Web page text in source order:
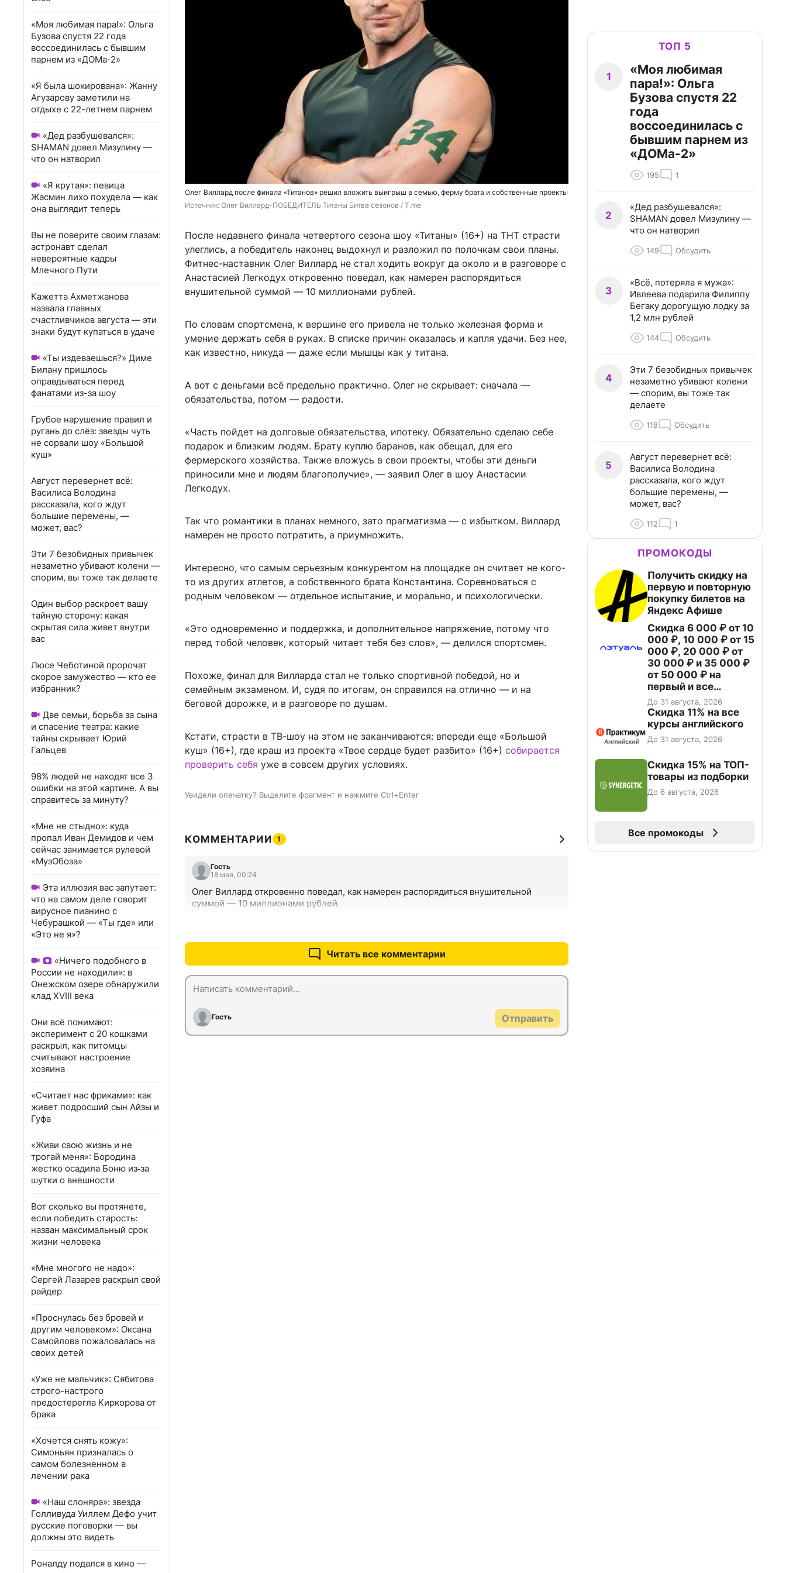
«Моя любимая пара!»: Ольга
Бузова спустя 22 года
воссоединилась с бывшим
парнем из «ДОМа-2»
«Я была шокирована»: Жанну
Агузарову заметили на
отдыхе с 22-летнем парнем
«Дед разбушевался»:
SHAMAN довел Мизулину —
что он натворил
«Я крутая»: певица
Жасмин лихо похудела — как
она выглядит теперь
Вы не поверите своим глазам:
астронавт сделал
невероятные кадры
Млечного Пути
Кажетта Ахметжанова
назвала главных
счастливчиков августа — эти
знаки будут купаться в удаче
«Ты издеваешься?» Диме
Билану пришлось
оправдываться перед
фанатами из-за шоу
Грубое нарушение правил и
ругань до слёз: звезды чуть
не сорвали шоу «Большой
куш»
Август перевернет всё:
Василиса Володина
рассказала, кого ждут
большие перемены, —
может, вас?
Эти 7 безобидных привычек
незаметно убивают колени —
спорим, вы тоже так делаете
Один выбор раскроет вашу
тайную сторону: какая
скрытая сила живет внутри
вас
Люсе Чеботиной пророчат
скорое замужество — кто ее
избранник?
Две семьи, борьба за сына
и спасение театра: какие
тайны скрывает Юрий
Гальцев
98% людей не находят все 3
ошибки на этой картине. А вы
справитесь за минуту?
«Мне не стыдно»: куда
пропал Иван Демидов и чем
сейчас занимается рулевой
«МузОбоза»
Эта иллюзия вас запутает:
что на самом деле говорит
вирусное пианино с
Чебурашкой — «Ты где» или
«Это не я»?
«Ничего подобного в
России не находили»: в
Онежском озере обнаружили
клад XVIII века
Они всё понимают:
эксперимент с 20 кошками
раскрыл, как питомцы
считывают настроение
хозяина
«Считает нас фриками»: как
живет подросший сын Айзы и
Гуфа
«Живи свою жизнь и не
трогай меня»: Бородина
жестко осадила Боню из‑за
шутки о внешности
Вот сколько вы протянете,
если победить старость:
назван максимальный срок
жизни человека
«Мне многого не надо»:
Сергей Лазарев раскрыл свой
райдер
«Проснулась без бровей и
другим человеком»: Оксана
Самойлова пожаловалась на
своих детей
«Уже не мальчик»: Сябитова
строго-настрого
предостерегла Киркорова от
брака
«Хочется снять кожу»:
Симоньян призналась о
самом болезненном в
лечении рака
«Наш слоняра»: звезда
Голливуда Уиллем Дефо учит
русские поговорки — вы
должны это видеть
Роналду подался в кино —
Олег Виллард после финала «Титанов» решил вложить выигрыш в семью, ферму брата и собственные проекты
Источник: Олег Виллард-ПОБЕДИТЕЛЬ Титаны Битва сезонов / T.me
После недавнего финала четвертого сезона шоу «Титаны» (16+) на ТНТ страсти
улеглись, а победитель наконец выдохнул и разложил по полочкам свои планы.
Фитнес-наставник Олег Виллард не стал ходить вокруг да около и в разговоре с
Анастасией Легкодух откровенно поведал, как намерен распорядиться
внушительной суммой — 10 миллионами рублей.
По словам спортсмена, к вершине его привела не только железная форма и
умение держать себя в руках. В списке причин оказалась и капля удачи. Без нее,
как известно, никуда — даже если мышцы как у титана.
А вот с деньгами всё предельно практично. Олег не скрывает: сначала —
обязательства, потом — радости.
«Часть пойдет на долговые обязательства, ипотеку. Обязательно сделаю себе
подарок и близким людям. Брату куплю баранов, как обещал, для его
фермерского хозяйства. Также вложусь в свои проекты, чтобы эти деньги
приносили мне и людям благополучие», — заявил Олег в шоу Анастасии
Легкодух.
Так что романтики в планах немного, зато прагматизма — с избытком. Виллард
намерен не просто потратить, а приумножить.
Интересно, что самым серьезным конкурентом на площадке он считает не кого-
то из других атлетов, а собственного брата Константина. Соревноваться с
родным человеком — отдельное испытание, и морально, и психологически.
«Это одновременно и поддержка, и дополнительное напряжение, потому что
перед тобой человек, который читает тебя без слов», — делился спортсмен.
Похоже, финал для Вилларда стал не только спортивной победой, но и
семейным экзаменом. И, судя по итогам, он справился на отлично — и на
беговой дорожке, и в разговоре по душам.
Кстати, страсти в ТВ-шоу на этом не заканчиваются: впереди еще «Большой
куш» (16+), где краш из проекта «Твое сердце будет разбито» (16+) собирается
проверить себя уже в совсем других условиях.
Увидели опечатку? Выделите фрагмент и нажмите Ctrl+Enter
КОММЕНТАРИИ 1
Гость
18 мая, 00:24
Олег Виллард откровенно поведал, как намерен распорядиться внушительной
суммой — 10 миллионами рублей.
Читать все комментарии
Гость Отправить
ТОП 5
1
«Моя любимая
пара!»: Ольга
Бузова спустя 22
года
воссоединилась с
бывшим парнем из
«ДОМа-2»
195 1
2
«Дед разбушевался»:
SHAMAN довел Мизулину —
что он натворил
149 Обсудить
3
«Всё, потеряла я мужа»:
Ивлеева подарила Филиппу
Бегаку дорогущую лодку за
1,2 млн рублей
144 Обсудить
4
Эти 7 безобидных привычек
незаметно убивают колени
— спорим, вы тоже так
делаете
118 Обсудить
5
Август перевернет всё:
Василиса Володина
рассказала, кого ждут
большие перемены, —
может, вас?
112 1
ПРОМОКОДЫ
Получить скидку на
первую и повторную
покупку билетов на
Яндекс Афише
Скидка 6 000 ₽ от 10
000 ₽, 10 000 ₽ от 15
000 ₽, 20 000 ₽ от
30 000 ₽ и 35 000 ₽
от 50 000 ₽ на
первый и все
повторные заказы по
промокоду НАБЕРИ
До 31 августа, 2026
Скидка 11% на все
курсы английского
До 31 августа, 2026
Скидка 15% на ТОП-
товары из подборки
До 6 августа, 2026
Все промокоды